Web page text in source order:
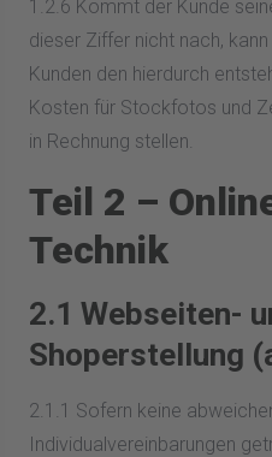
1.2.6 Kommt der Kunde
dieser Ziffer nicht nach,
Kunden den hierdurch
Kosten für Stockfotos und
in Rechnung stellen.
Teil 2 –
Technik
2.1 Webseiten-
Shoperstellung
2.1.1 Sofern keine
Individualvereinbarungen